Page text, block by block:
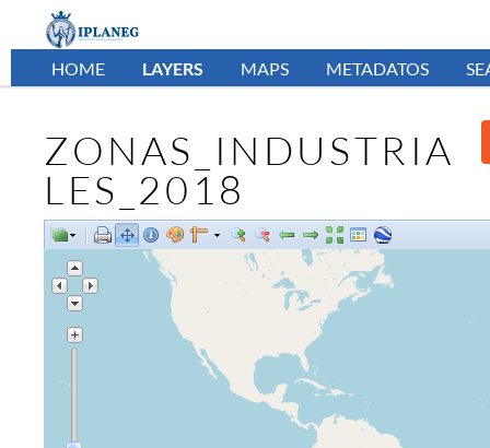
HOME LAYERS MAPS METADATOS
ZONAS_INDUSTRIA
LES_2018